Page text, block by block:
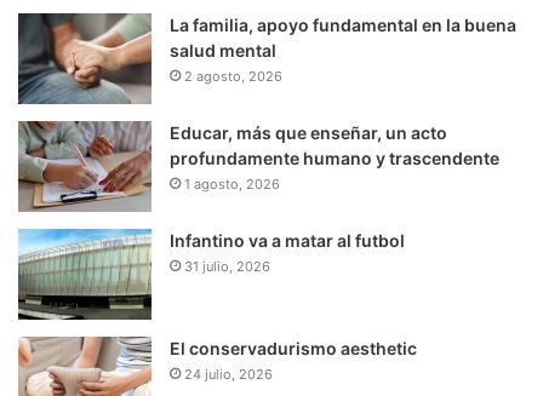
La familia, apoyo fundamental en la buena
salud mental
2 agosto, 2026
Educar, más que enseñar, un acto
profundamente humano y trascendente
1 agosto, 2026
Infantino va a matar al futbol
31 julio, 2026
El conservadurismo aesthetic
24 julio, 2026